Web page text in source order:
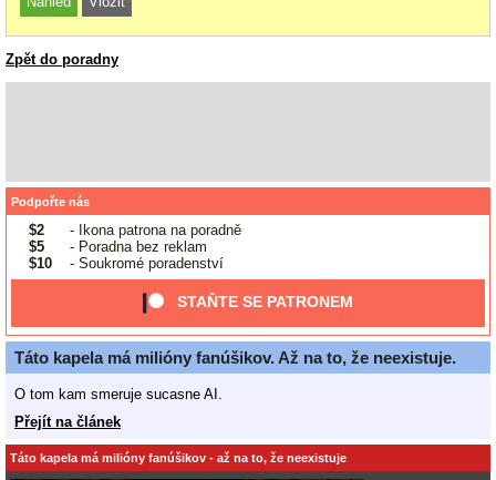
Zpět do poradny
Podpořte nás
$2
- Ikona patrona na poradně
$5
- Poradna bez reklam
$10
- Soukromé poradenství
STAŇTE SE PATRONEM
Táto kapela má milióny fanúšikov. Až na to, že neexistuje.
O tom kam smeruje sucasne AI.
Přejít na článek
Táto kapela má milióny fanúšikov - až na to, že neexistuje